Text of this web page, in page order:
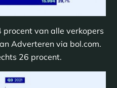
van alle verkopers
Adverteren via bol.com.
26 procent.